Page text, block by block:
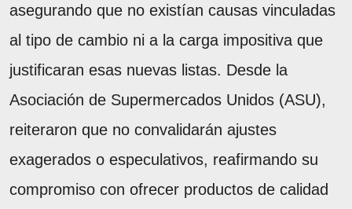
asegurando que no existían causas vinculadas
al tipo de cambio ni a la carga impositiva que
justificaran esas nuevas listas. Desde la
Asociación de Supermercados Unidos (ASU),
reiteraron que no convalidarán ajustes
exagerados o especulativos, reafirmando su
compromiso con ofrecer productos de calidad